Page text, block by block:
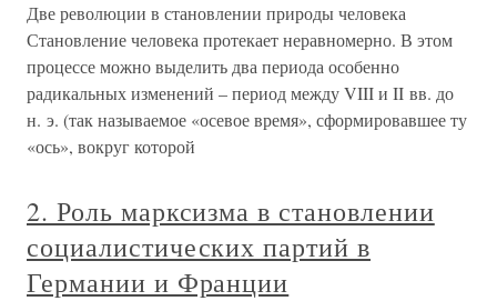
Две революции в становлении природы человека
Становление человека протекает неравномерно. В этом
процессе можно выделить два периода особенно
радикальных изменений – период между VIII и II вв. до
н. э. (так называемое «осевое время», сформировавшее ту
«ось», вокруг которой
2. Роль марксизма в становлении
социалистических партий в
Германии и Франции